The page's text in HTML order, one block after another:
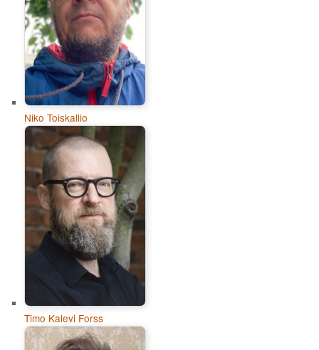
Niko Toiskallio
Timo Kalevi Forss